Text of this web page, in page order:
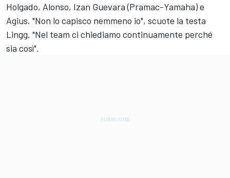
Holgado, Alonso, Izan Guevara (Pramac-Yamaha) e
Agius. "Non lo capisco nemmeno io", scuote la testa
Lingg. "Nel team ci chiediamo continuamente perché
sia così".